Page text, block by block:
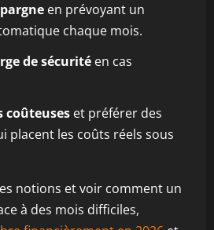
en prévoyant un
chaque mois.
de sécurité en cas
coûteuses et préférer des
placent les coûts réels sous
notions et voir comment un
à des mois difficiles,